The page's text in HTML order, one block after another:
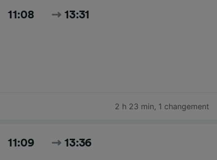
11:08 13:31
2 h 23 min, 1 changement
11:09 13:36